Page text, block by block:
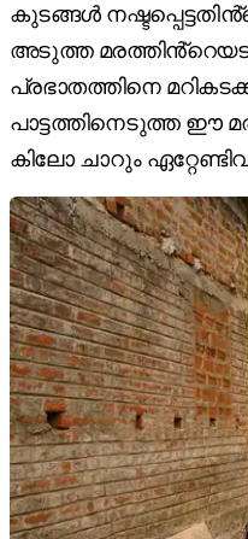
കുടങ്ങൾ
അടുത്ത
പ്രഭാതത്തിനെ
പാട്ടത്തിനെടുത്ത ഈ
കിലോ ചാറും